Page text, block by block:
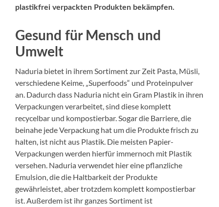
plastikfrei verpackten Produkten bekämpfen.
Gesund für Mensch und
Umwelt
Naduria bietet in ihrem Sortiment zur Zeit Pasta, Müsli,
verschiedene Keime, „Superfoods“ und Proteinpulver
an. Dadurch dass Naduria nicht ein Gram Plastik in ihren
Verpackungen verarbeitet, sind diese komplett
recycelbar und kompostierbar. Sogar die Barriere, die
beinahe jede Verpackung hat um die Produkte frisch zu
halten, ist nicht aus Plastik. Die meisten Papier-
Verpackungen werden hierfür immernoch mit Plastik
versehen. Naduria verwendet hier eine pflanzliche
Emulsion, die die Haltbarkeit der Produkte
gewährleistet, aber trotzdem komplett kompostierbar
ist. Außerdem ist ihr ganzes Sortiment ist